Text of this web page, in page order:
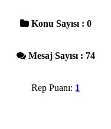
Konu Sayısı : 0
Mesaj Sayısı : 74
Rep Puanı: 1